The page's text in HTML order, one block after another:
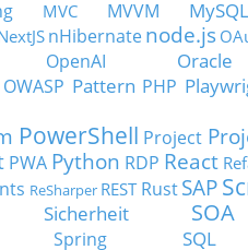
MVC MVVM MySQL
nHibernatenode.js
OpenAI Oracle
OWASP Pattern PHP
PowerShell Project
PWA Python RDP React
ReSharper REST Rust SAP
Sicherheit SOA
Spring SQL